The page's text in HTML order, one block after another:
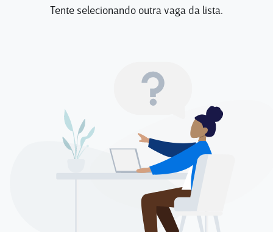
Tente selecionando outra vaga da lista.